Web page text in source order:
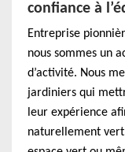
confiance à
Entreprise
nous sommes un
d’activité. Nous
jardiniers qui
leur expérience
naturellement vert.